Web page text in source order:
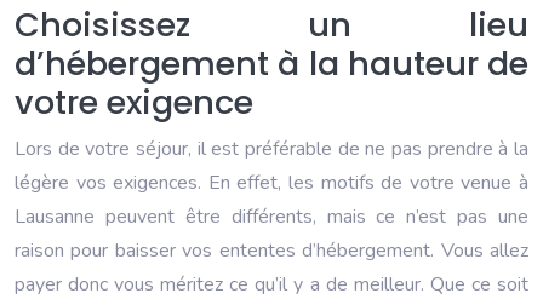
Choisissez un lieu
d’hébergement à la hauteur de
votre exigence
Lors de votre séjour, il est préférable de ne pas prendre à la
légère vos exigences. En effet, les motifs de votre venue à
Lausanne peuvent être différents, mais ce n’est pas une
raison pour baisser vos ententes d’hébergement. Vous allez
payer donc vous méritez ce qu’il y a de meilleur. Que ce soit